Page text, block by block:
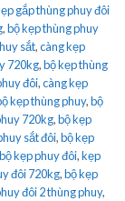
gắp thùng phuy đôi
,bộ kẹp thùng phuy
sắt,càng kẹp
720kg,bộ kẹp thùng
đôi,càng kẹp
kẹp thùng phuy,bộ
720kg,bộ kẹp
sắt đôi,bộ kẹp
bộ kẹp phuy đôi,kẹp
đôi 720kg,bộ kẹp
đôi 2 thùng phuy,